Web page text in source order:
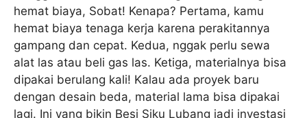
hemat biaya, Sobat! Kenapa? Pertama, kamu
hemat biaya tenaga kerja karena perakitannya
gampang dan cepat. Kedua, nggak perlu sewa
alat las atau beli gas las. Ketiga, materialnya bisa
dipakai berulang kali! Kalau ada proyek baru
dengan desain beda, material lama bisa dipakai
lagi. Ini yang bikin Besi Siku Lubang jadi investasi